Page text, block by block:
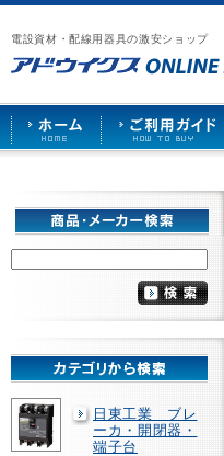
電設資材・配線用器具の激安ショップ
漏
電
ブ
レ
ー
カ
ー
や
照
ケ
ッ
ト
な
で
販
売
ア
ウ
イ
ス
HOME
ご
用
ガ
ド
お
い
合
せ
仕
先
募
日東工業 ブレ
ーカ・開閉器・
端子台